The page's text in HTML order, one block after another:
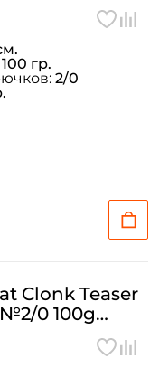
100 гр.
2/0
Clonk Teaser
0 100g